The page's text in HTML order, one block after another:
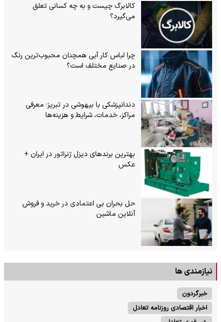
کالابرگ چیست و به چه کسانی تعلق
می‌گیرد؟
چرا لباس کار آبی همچنان محبوب‌ترین رنگ
در صنایع مختلف است؟
دندانپزشکی با بیهوشی در تبریز؛ معرفی
مراکز، خدمات، شرایط و هزینه‌ها
بهترین برندهای دیزل ژنراتور در ایران +
عکس
حل بحران بی‌ اعتمادی در خرید و فروش
آنلاین ماشین
نیازمندی ها
خبرگردون
اخبار اقتصادی روزنامه تعادل